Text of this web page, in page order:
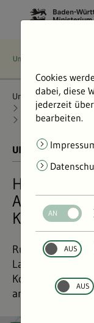
Umweltdaten
UMWELTDATEN
Hat meine
Rund ein Fünftel
Landkreise
Konzept, um
anzupassen. Ist
Cookies
dabei, diese
jederzeit
bearbeiten.